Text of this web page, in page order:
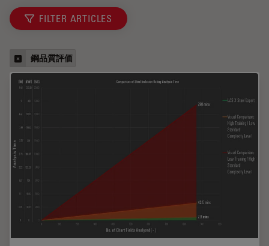
FILTER ARTICLES
鋼品質評価